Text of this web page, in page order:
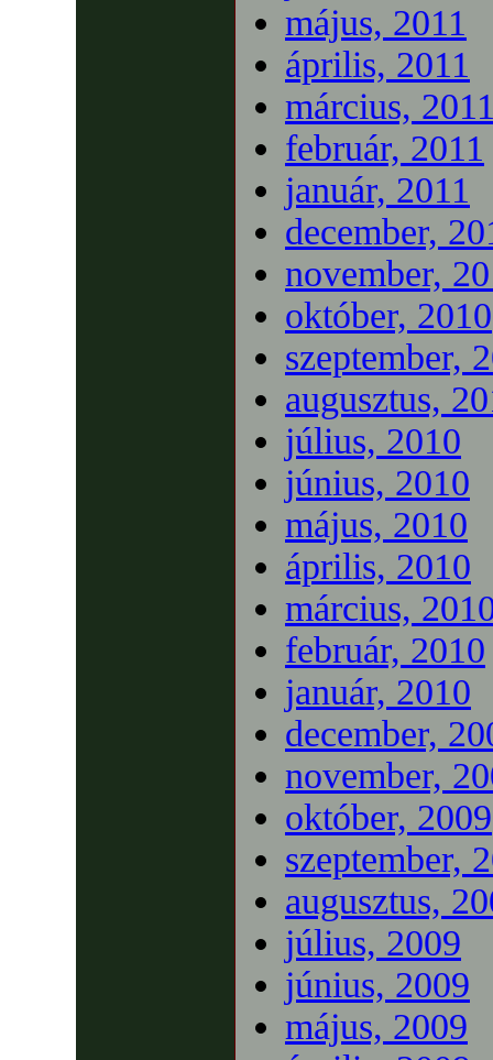
május, 2011
április, 2011
március,
február, 2011
január, 2011
december,
november,
október, 2010
szeptember,
augusztus,
július, 2010
június, 2010
május, 2010
április, 2010
március,
február, 2010
január, 2010
december,
november,
október, 2009
szeptember,
augusztus,
július, 2009
június, 2009
május, 2009